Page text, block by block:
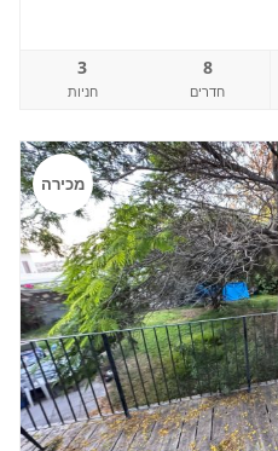
8
חדרים
3
חניות
מכירה